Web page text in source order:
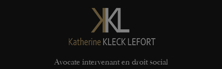
Avocate intervenant en droit social